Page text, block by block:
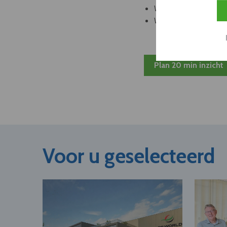
Welke bedrijven
Welke partners en
Plan 20 min inzicht
Voor u geselecteerd